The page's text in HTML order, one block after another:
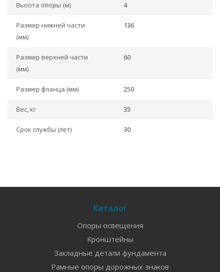
Высота опоры (м) 4
Размер нижней части
(мм)
136
Размер верхней части
(мм)
60
Размер фланца (мм) 250
Вес, кг 35
Срок службы (лет) 30
Каталог
Опоры освещения
Кронштейны
Закладные детали фундамента
Рамные опоры дорожных знаков